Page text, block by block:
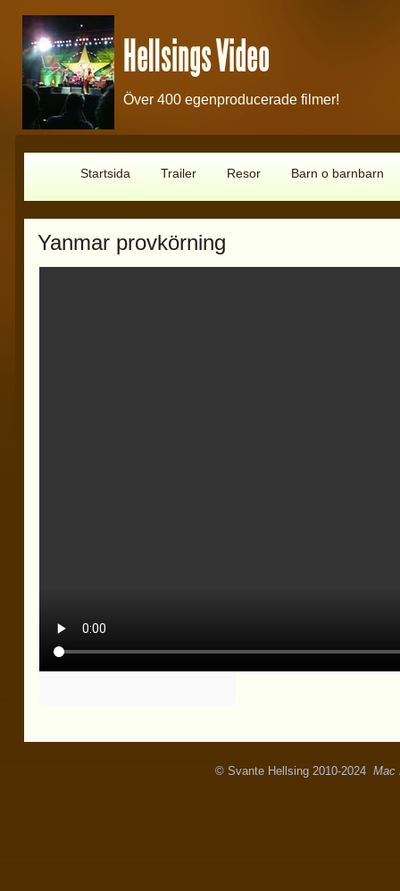
Hellsings Video
Över 400 egenproducerade filmer!
Startsida Trailer Resor Barn o barnbarn
Yanmar provkörning
© Svante Hellsing 2010-2024 Mac